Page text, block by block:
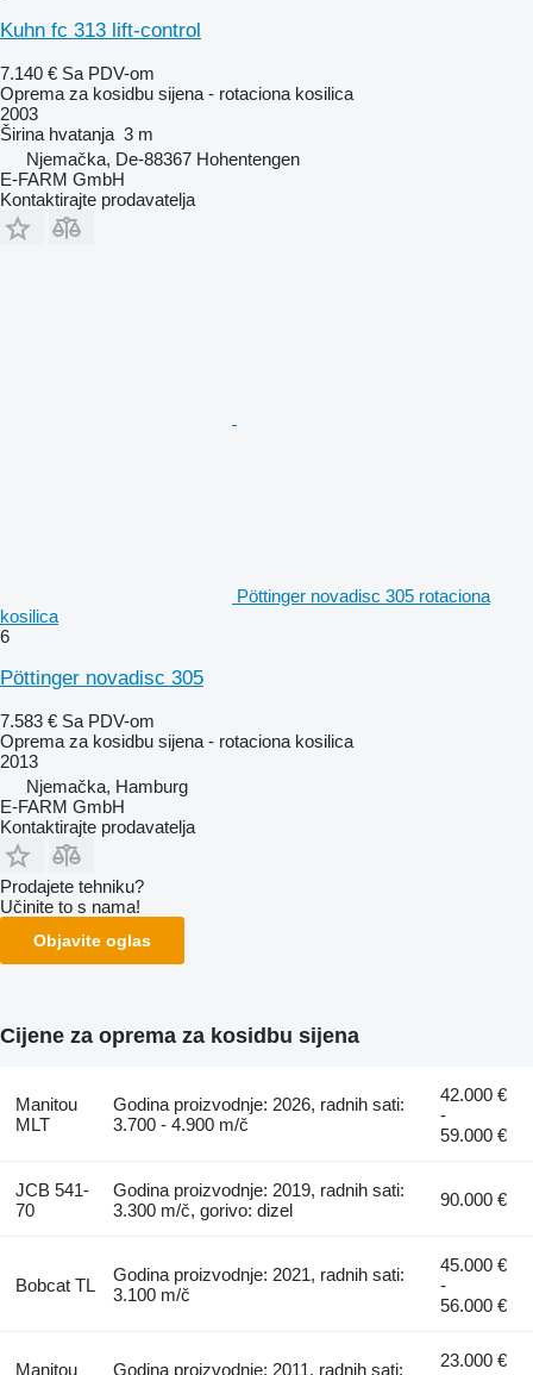
Kuhn fc 313 lift-control
7.140 € Sa PDV-om
Oprema za kosidbu sijena - rotaciona kosilica
2003
Širina hvatanja 3 m
Njemačka, De-88367 Hohentengen
E-FARM GmbH
Kontaktirajte prodavatelja
Pöttinger novadisc 305 rotaciona
kosilica
6
Pöttinger novadisc 305
7.583 € Sa PDV-om
Oprema za kosidbu sijena - rotaciona kosilica
2013
Njemačka, Hamburg
E-FARM GmbH
Kontaktirajte prodavatelja
Prodajete tehniku?
Učinite to s nama!
Objavite oglas
Cijene za oprema za kosidbu sijena
Manitou
MLT
Godina proizvodnje: 2026, radnih sati:
3.700 - 4.900 m/č
42.000 €
-
59.000 €
JCB 541-
70
Godina proizvodnje: 2019, radnih sati:
3.300 m/č, gorivo: dizel
90.000 €
Bobcat TL
Godina proizvodnje: 2021, radnih sati:
3.100 m/č
45.000 €
-
56.000 €
Manitou Godina proizvodnje: 2011, radnih sati:
23.000 €